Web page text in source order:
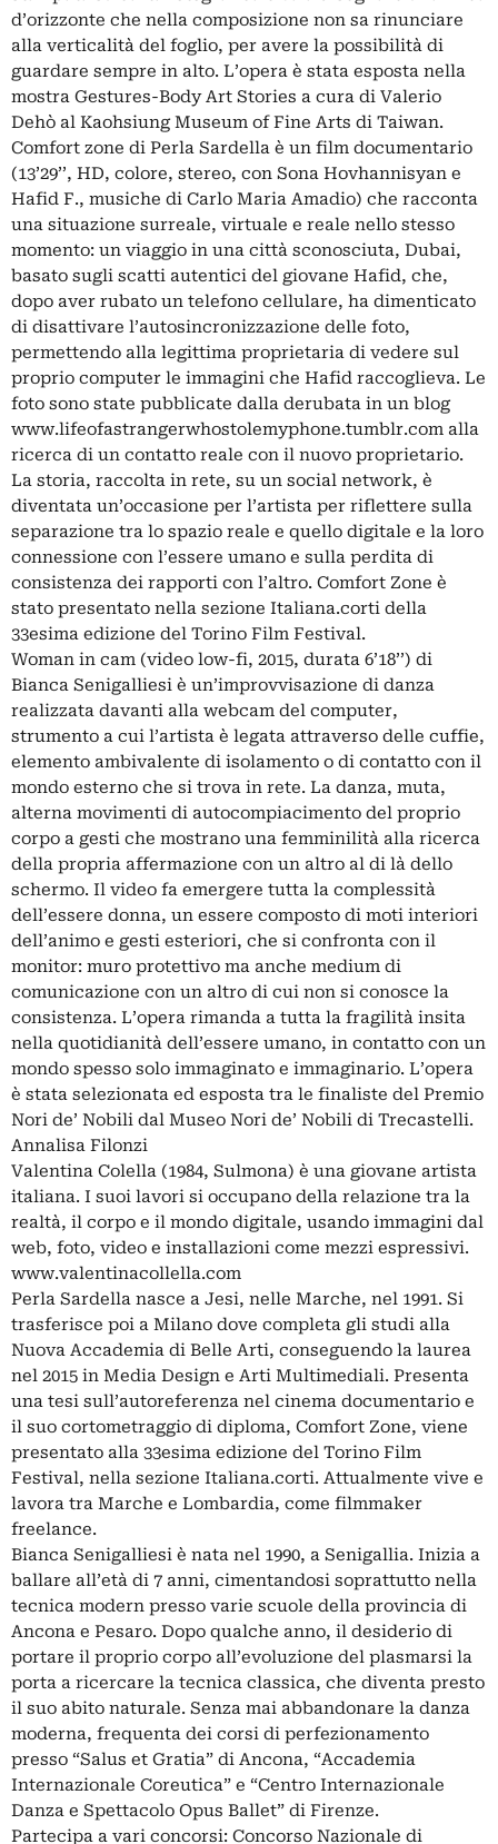
d’orizzonte che nella composizione non sa rinunciare
alla verticalità del foglio, per avere la possibilità di
guardare sempre in alto. L’opera è stata esposta nella
mostra Gestures-Body Art Stories a cura di Valerio
Dehò al Kaohsiung Museum of Fine Arts di Taiwan.
Comfort zone di Perla Sardella è un film documentario
(13’29’’, HD, colore, stereo, con Sona Hovhannisyan e
Hafid F., musiche di Carlo Maria Amadio) che racconta
una situazione surreale, virtuale e reale nello stesso
momento: un viaggio in una città sconosciuta, Dubai,
basato sugli scatti autentici del giovane Hafid, che,
dopo aver rubato un telefono cellulare, ha dimenticato
di disattivare l’autosincronizzazione delle foto,
permettendo alla legittima proprietaria di vedere sul
proprio computer le immagini che Hafid raccoglieva. Le
foto sono state pubblicate dalla derubata in un blog
www.lifeofastrangerwhostolemyphone.tumblr.com alla
ricerca di un contatto reale con il nuovo proprietario.
La storia, raccolta in rete, su un social network, è
diventata un’occasione per l’artista per riflettere sulla
separazione tra lo spazio reale e quello digitale e la loro
connessione con l’essere umano e sulla perdita di
consistenza dei rapporti con l’altro. Comfort Zone è
stato presentato nella sezione Italiana.corti della
33esima edizione del Torino Film Festival.
Woman in cam (video low-fi, 2015, durata 6’18’’) di
Bianca Senigalliesi è un’improvvisazione di danza
realizzata davanti alla webcam del computer,
strumento a cui l’artista è legata attraverso delle cuffie,
elemento ambivalente di isolamento o di contatto con il
mondo esterno che si trova in rete. La danza, muta,
alterna movimenti di autocompiacimento del proprio
corpo a gesti che mostrano una femminilità alla ricerca
della propria affermazione con un altro al di là dello
schermo. Il video fa emergere tutta la complessità
dell’essere donna, un essere composto di moti interiori
dell’animo e gesti esteriori, che si confronta con il
monitor: muro protettivo ma anche medium di
comunicazione con un altro di cui non si conosce la
consistenza. L’opera rimanda a tutta la fragilità insita
nella quotidianità dell’essere umano, in contatto con un
mondo spesso solo immaginato e immaginario. L’opera
è stata selezionata ed esposta tra le finaliste del Premio
Nori de’ Nobili dal Museo Nori de’ Nobili di Trecastelli.
Annalisa Filonzi
Valentina Colella (1984, Sulmona) è una giovane artista
italiana. I suoi lavori si occupano della relazione tra la
realtà, il corpo e il mondo digitale, usando immagini dal
web, foto, video e installazioni come mezzi espressivi.
www.valentinacollella.com
Perla Sardella nasce a Jesi, nelle Marche, nel 1991. Si
trasferisce poi a Milano dove completa gli studi alla
Nuova Accademia di Belle Arti, conseguendo la laurea
nel 2015 in Media Design e Arti Multimediali. Presenta
una tesi sull’autoreferenza nel cinema documentario e
il suo cortometraggio di diploma, Comfort Zone, viene
presentato alla 33esima edizione del Torino Film
Festival, nella sezione Italiana.corti. Attualmente vive e
lavora tra Marche e Lombardia, come filmmaker
freelance.
Bianca Senigalliesi è nata nel 1990, a Senigallia. Inizia a
ballare all’età di 7 anni, cimentandosi soprattutto nella
tecnica modern presso varie scuole della provincia di
Ancona e Pesaro. Dopo qualche anno, il desiderio di
portare il proprio corpo all’evoluzione del plasmarsi la
porta a ricercare la tecnica classica, che diventa presto
il suo abito naturale. Senza mai abbandonare la danza
moderna, frequenta dei corsi di perfezionamento
presso “Salus et Gratia” di Ancona, “Accademia
Internazionale Coreutica” e “Centro Internazionale
Danza e Spettacolo Opus Ballet” di Firenze.
Partecipa a vari concorsi: Concorso Nazionale di